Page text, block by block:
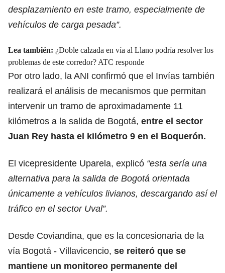
desplazamiento en este tramo, especialmente de
vehículos de carga pesada”.
Lea también: ¿Doble calzada en vía al Llano podría resolver los
problemas de este corredor? ATC responde
Por otro lado, la ANI confirmó que el Invías también
realizará el análisis de mecanismos que permitan
intervenir un tramo de aproximadamente 11
kilómetros a la salida de Bogotá, entre el sector
Juan Rey hasta el kilómetro 9 en el Boquerón.
El vicepresidente Uparela, explicó “esta sería una
alternativa para la salida de Bogotá orientada
únicamente a vehículos livianos, descargando así el
tráfico en el sector Uval”.
Desde Coviandina, que es la concesionaria de la
vía Bogotá - Villavicencio, se reiteró que se
mantiene un monitoreo permanente del